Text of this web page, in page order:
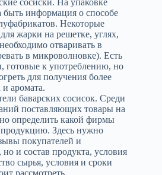
сосиски. На упаковке
быть информация о способе
Некоторые
жарки на решетке, углях,
отваривать в
в микроволновке). Есть
готовые к употреблению, но
для получения более
аромата.
баварских сосисок. Среди
поставляющих товары на
определить какой фирмы
Здесь нужно
покупателей и
но и состав продукта, условия
сырья, условия и сроки
рассмотреть